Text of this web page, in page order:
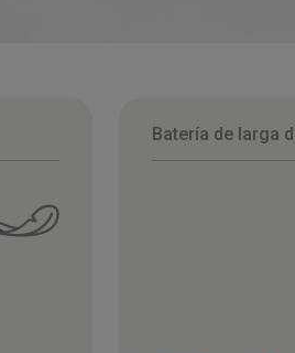
Batería de larga